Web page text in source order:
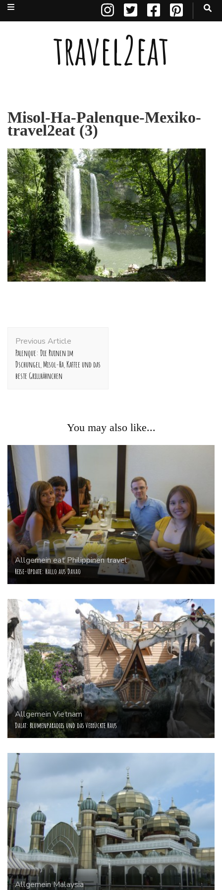
travel2eat
Misol-Ha-Palenque-Mexiko-
travel2eat (3)
Navigation
Previous Article
Palenque: Die Ruinen im
Dschungel, Misol-Ha, Kaffee und das
beste Grillhähnchen
You may also like...
Allgemeineat Philippinentravel
Reise-Update: Hallo aus Davao
Allgemein Vietnam
Dalat: Blumenparadies und das Verrückte Haus
AllgemeinMalaysia